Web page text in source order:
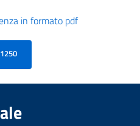
in formato pdf